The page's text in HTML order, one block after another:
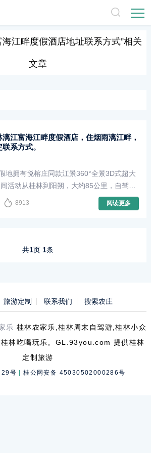
海江畔度假酒店地址联系方式”相关
文章
漓江富海江畔度假酒店，住烟雨漓江畔，
系方式。
地拥有悦榕庄同款江景360°全景3D式超大
活动从桂林到阳朔，大约85公里，自驾2h
美丽的旅途不是去远方而是找到一处远离
惫的旅行中，选择好的住所才是正经事！
8913 阅读更多
共1页 1条
旅游定制 联系我们 搜索农庄
乐 桂林农家乐,桂林周末自驾游,桂林小众
林吃喝玩乐。GL.93you.com 提供桂林
定制旅游
号 |桂公网安备 45030502000286号